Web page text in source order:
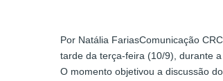
Por Natália FariasComunicação
tarde da terça-feira (10/9), durante
O momento objetivou a discussão